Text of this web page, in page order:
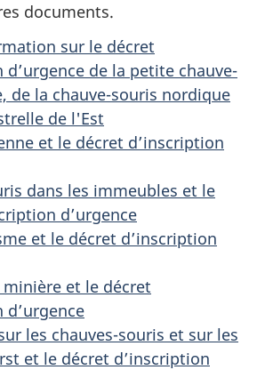
documents.
sur le décret
d’urgence de la petite chauve-
de la chauve-souris nordique
de l'Est
et le décret d’inscription
dans les immeubles et le
d’urgence
et le décret d’inscription
et le décret
d’urgence
les chauves-souris et sur les
et le décret d’inscription